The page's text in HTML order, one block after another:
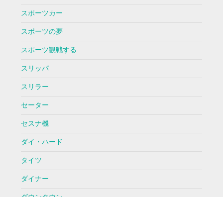
スポーツカー
スポーツの夢
スポーツ観戦する
スリッパ
スリラー
セーター
セスナ機
ダイ・ハード
タイツ
ダイナー